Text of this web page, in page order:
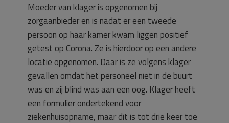
Moeder van klager is opgenomen bij
zorgaanbieder en is nadat er een tweede
persoon op haar kamer kwam liggen positief
getest op Corona. Ze is hierdoor op een andere
locatie opgenomen. Daar is ze volgens klager
gevallen omdat het personeel niet in de buurt
was en zij blind was aan een oog. Klager heeft
een formulier ondertekend voor
ziekenhuisopname, maar dit is tot drie keer toe